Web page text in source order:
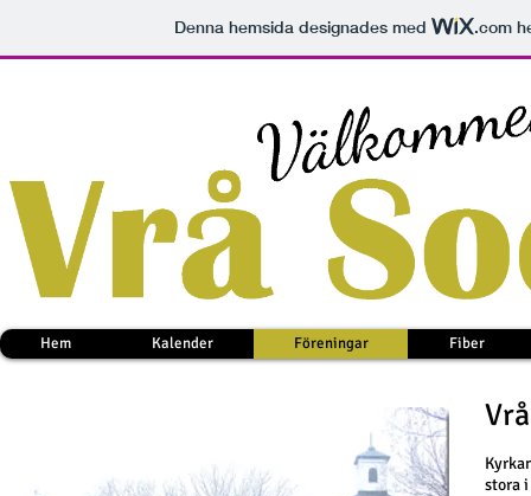
Denna hemsida designades med .com
Hem Kalender Föreningar Fiber
stora